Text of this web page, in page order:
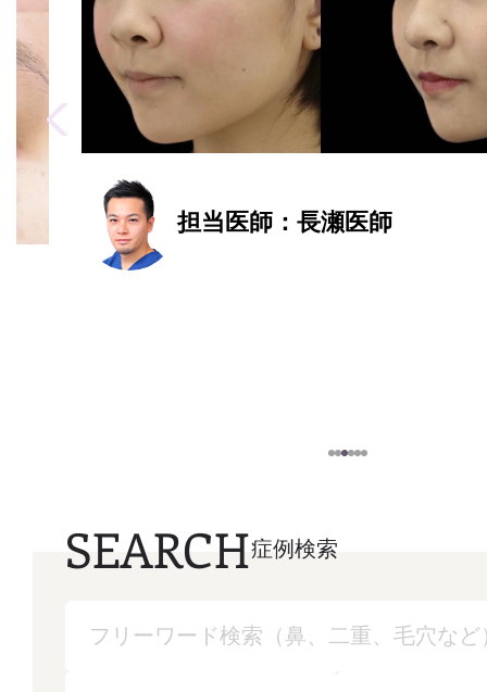
Previous
担当医師：長瀬医師
12345
SEARCH症例検索